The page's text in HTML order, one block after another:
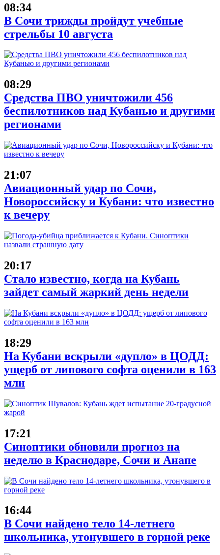
08:34
В Сочи трижды пройдут учебные
стрельбы 10 августа
08:29
Средства ПВО уничтожили 456
беспилотников над Кубанью и другими
регионами
21:07
Авиационный удар по Сочи,
Новороссийску и Кубани: что известно
к вечеру
20:17
Стало известно, когда на Кубань
зайдет самый жаркий день недели
18:29
На Кубани вскрыли «дупло» в ЦОДД:
ущерб от липового софта оценили в 163
млн
17:21
Синоптики обновили прогноз на
неделю в Краснодаре, Сочи и Анапе
16:44
В Сочи найдено тело 14-летнего
школьника, утонувшего в горной реке